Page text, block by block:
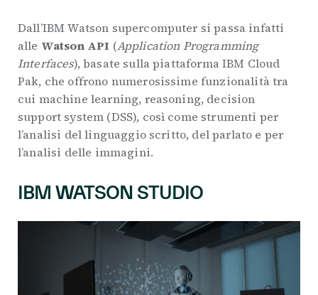
Dall’IBM Watson supercomputer si passa infatti
alle Watson API (Application Programming
Interfaces), basate sulla piattaforma IBM Cloud
Pak, che offrono numerosissime funzionalità tra
cui machine learning, reasoning, decision
support system (DSS), così come strumenti per
l’analisi del linguaggio scritto, del parlato e per
l’analisi delle immagini.
IBM WATSON STUDIO